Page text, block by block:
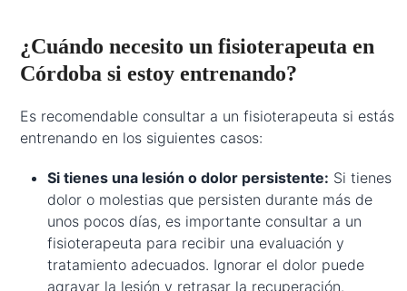
¿Cuándo necesito un fisioterapeuta en
Córdoba si estoy entrenando?
Es recomendable consultar a un fisioterapeuta si estás
entrenando en los siguientes casos:
Si tienes una lesión o dolor persistente: Si tienes
dolor o molestias que persisten durante más de
unos pocos días, es importante consultar a un
fisioterapeuta para recibir una evaluación y
tratamiento adecuados. Ignorar el dolor puede
agravar la lesión y retrasar la recuperación.